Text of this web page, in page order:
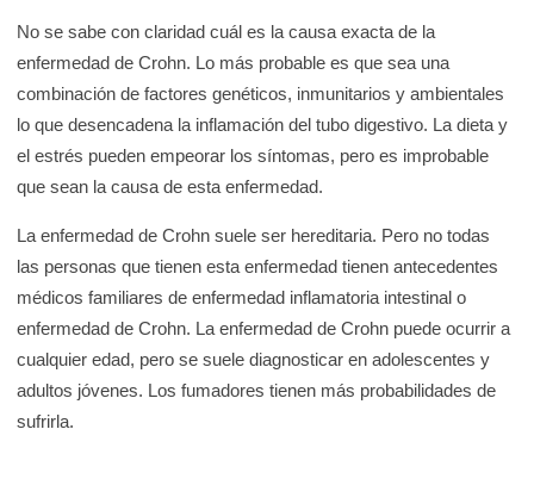
No se sabe con claridad cuál es la causa exacta de la
enfermedad de Crohn. Lo más probable es que sea una
combinación de factores genéticos, inmunitarios y ambientales
lo que desencadena la inflamación del tubo digestivo. La dieta y
el estrés pueden empeorar los síntomas, pero es improbable
que sean la causa de esta enfermedad.
La enfermedad de Crohn suele ser hereditaria. Pero no todas
las personas que tienen esta enfermedad tienen antecedentes
médicos familiares de enfermedad inflamatoria intestinal o
enfermedad de Crohn. La enfermedad de Crohn puede ocurrir a
cualquier edad, pero se suele diagnosticar en adolescentes y
adultos jóvenes. Los fumadores tienen más probabilidades de
sufrirla.